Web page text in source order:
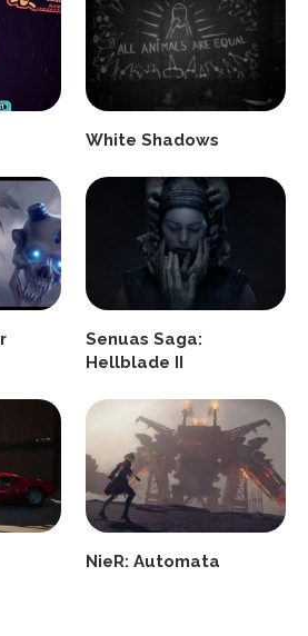
White Shadows
Senuas Saga:
Hellblade II
NieR: Automata